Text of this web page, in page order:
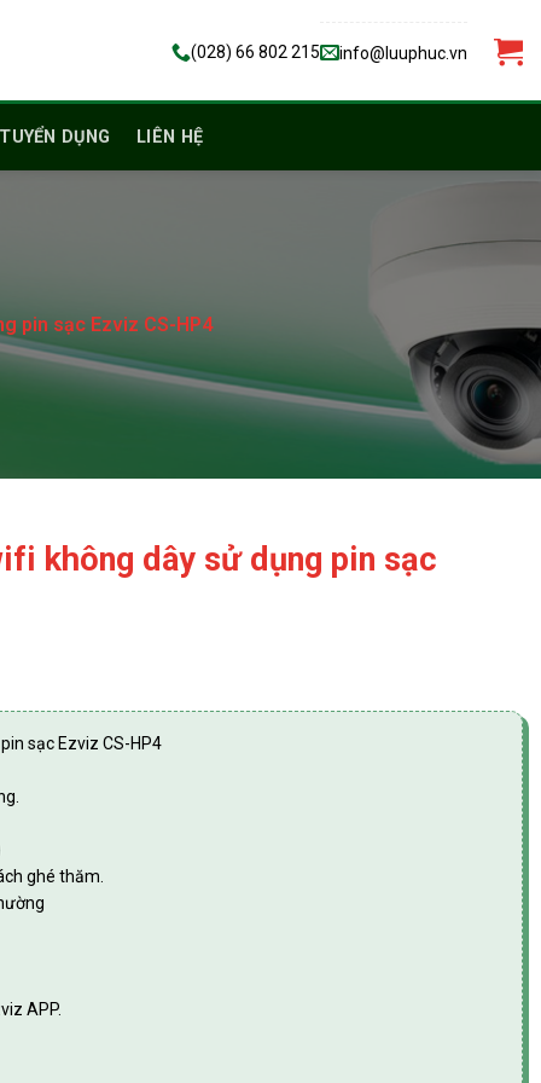
(028) 66 802 215 info@luuphuc.vn
TUYỂN DỤNG LIÊN HỆ
pin sạc Ezviz CS-HP4
không dây sử dụng pin sạc
sạc Ezviz CS-HP4
ghé thăm.
APP.